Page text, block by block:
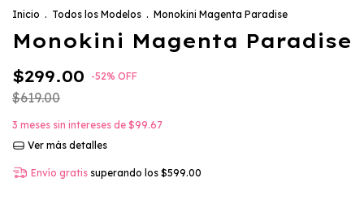
Inicio . Todos los Modelos . Monokini Magenta Paradise
Monokini Magenta Paradise
$299.00 -52% OFF
$619.00
3 meses sin intereses de $99.67
Ver más detalles
Envío gratis superando los $599.00